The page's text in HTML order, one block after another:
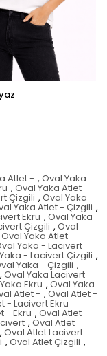
Atlet - , Oval Yaka
, Oval Yaka Atlet -
Çizgili , Oval Yaka
Yaka Atlet - Çizgili ,
Ekru , Oval Yaka
Çizgili , Oval
Oval Yaka Atlet
Yaka - Lacivert
- Lacivert Çizgili ,
Yaka - Çizgili ,
, Oval Yaka Lacivert
Ekru , Oval Yaka
Atlet - , Oval Atlet -
- Lacivert Ekru
- Ekru , Oval Atlet -
, Oval Atlet
, Oval Atlet Lacivert
, Oval Atlet Çizgili ,